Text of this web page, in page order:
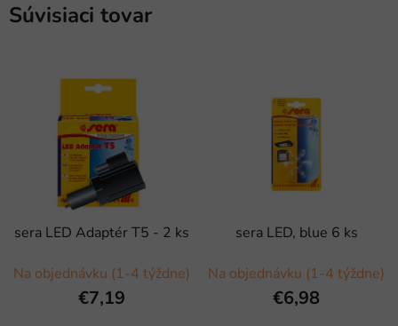
Súvisiaci tovar
sera LED Adaptér T5 - 2 ks
Na objednávku (1-4 týždne)
€7,19
sera LED, blue 6 ks
Na objednávku (1-4 týždne)
€6,98